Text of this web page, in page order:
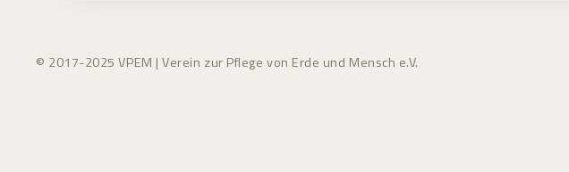
© 2017-2025 VPEM | Verein zur Pflege von Erde und Mensch e.V.